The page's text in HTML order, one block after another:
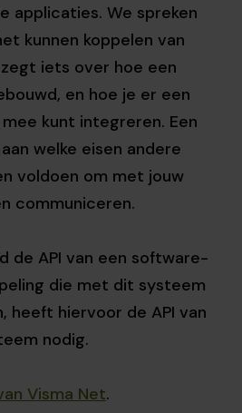
applicaties. We spreken
kunnen koppelen van
iets over hoe een
en hoe je er een
kunt integreren. Een
welke eisen andere
voldoen om met jouw
communiceren.
de API van een software-
die met dit systeem
heeft hiervoor de API van
nodig.
Visma Net.